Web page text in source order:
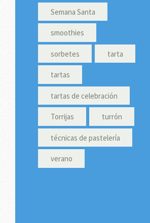
Semana Santa
smoothies
sorbetes tarta
tartas
tartas de celebración
Torrijas turrón
técnicas de pastelería
verano